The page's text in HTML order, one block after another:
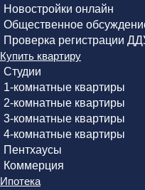
Новостройки онлайн
Общественное
Проверка регистрации
Купить квартиру
Студии
1-комнатные квартиры
2-комнатные квартиры
3-комнатные квартиры
4-комнатные квартиры
Пентхаусы
Коммерция
Ипотека